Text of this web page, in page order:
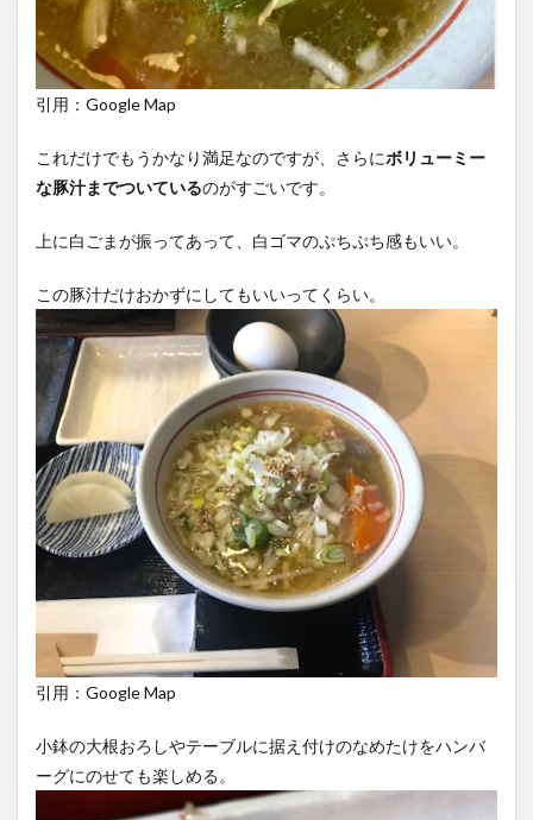
引用：Google Map
これだけでもうかなり満足なのですが、さらにボリューミー
な豚汁までついているのがすごいです。
上に白ごまが振ってあって、白ゴマのぷちぷち感もいい。
この豚汁だけおかずにしてもいいってくらい。
引用：Google Map
小鉢の大根おろしやテーブルに据え付けのなめたけをハンバ
ーグにのせても楽しめる。